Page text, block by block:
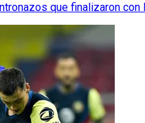
que finalizaron